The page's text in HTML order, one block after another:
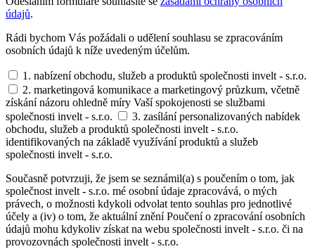
údajů.
Rádi bychom Vás požádali o udělení souhlasu se zpracováním
osobních údajů k níže uvedeným účelům.
1. nabízení obchodu, služeb a produktů společnosti invelt - s.r.o.
2. marketingová komunikace a marketingový průzkum, včetně
získání názoru ohledně míry Vaší spokojenosti se službami
společnosti invelt - s.r.o.
3. zasílání personalizovaných nabídek
obchodu, služeb a produktů společnosti invelt - s.r.o.
identifikovaných na základě využívání produktů a služeb
společnosti invelt - s.r.o.
Současně potvrzuji, že jsem se seznámil(a) s poučením o tom, jak
společnost invelt - s.r.o. mé osobní údaje zpracovává, o mých
právech, o možnosti kdykoli odvolat tento souhlas pro jednotlivé
účely a (iv) o tom, že aktuální znění Poučení o zpracování osobních
údajů mohu kdykoliv získat na webu společnosti invelt - s.r.o. či na
provozovnách společnosti invelt - s.r.o.